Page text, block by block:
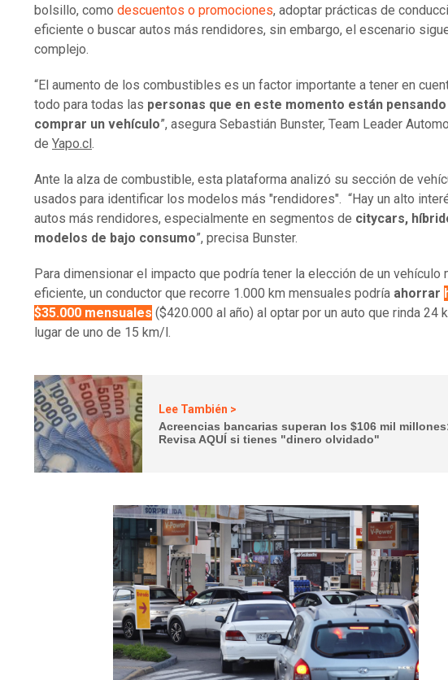
bolsillo, como descuentos o promociones, adoptar prácticas de
eficiente o buscar autos más rendidores, sin embargo, el escenario
complejo.
“El aumento de los combustibles es un factor importante a tener en
todo para todas las personas que en este momento están pensando
comprar un vehículo”, asegura Sebastián Bunster, Team Leader
de Yapo.cl .
Ante la alza de combustible, esta plataforma analizó su sección de
usados para identificar los modelos más "rendidores". “Hay un alto
autos más rendidores, especialmente en segmentos de citycars,
modelos de bajo consumo”, precisa Bunster.
Para dimensionar el impacto que podría tener la elección de un vehículo
eficiente, un conductor que recorre 1.000 km mensuales podría ahorrar
$35.000 mensuales ($420.000 al año) al optar por un auto que rinda 24
lugar de uno de 15 km/l.
Lee También >
Acreencias bancarias superan los $106 mil
Revisa AQUÍ si tienes "dinero olvidado"